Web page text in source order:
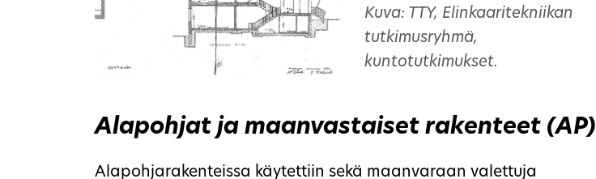
Kuva: TTY, Elinkaaritekniikan
tutkimusryhmä,
kuntotutkimukset.
Alapohjat ja maanvastaiset rakenteet (AP)
Alapohjarakenteissa käytettiin sekä maanvaraan valettuja